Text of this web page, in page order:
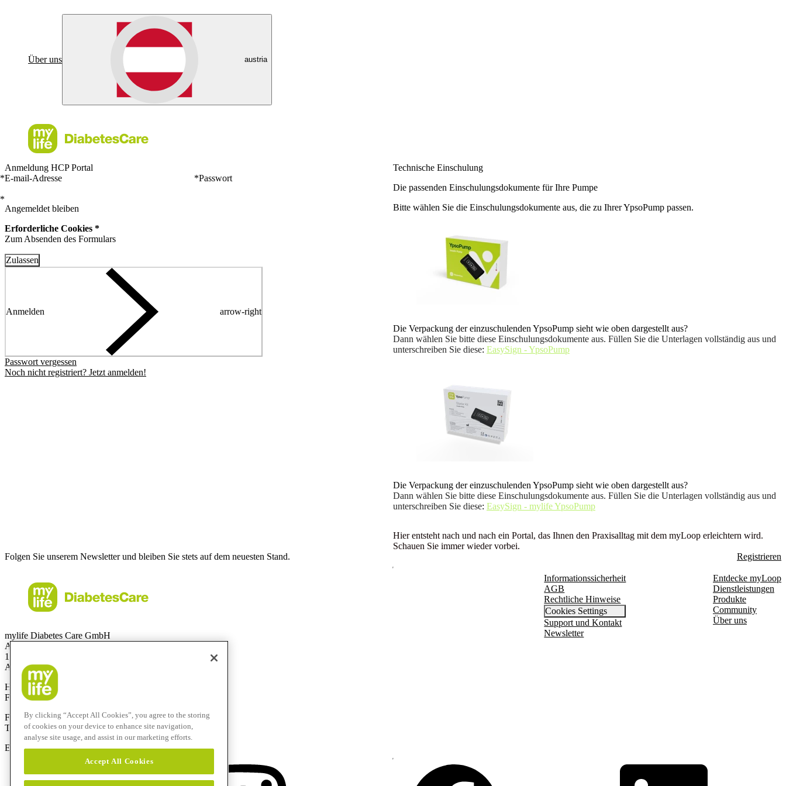
Über uns austria
Anmeldung HCP Portal
*E-mail-Adresse
*
Angemeldet bleiben
*Passwort
Erforderliche Cookies *
Zum Absenden des Formulars
Zulassen
Anmelden arrow-right
Passwort vergessen
Noch nicht registriert? Jetzt anmelden!
Technische Einschulung
Die passenden Einschulungsdokumente für Ihre Pumpe
Bitte wählen Sie die Einschulungsdokumente aus, die zu Ihrer YpsoPump passen.
Die Verpackung der einzuschulenden YpsoPump sieht wie oben dargestellt aus?
Dann wählen Sie bitte diese Einschulungsdokumente aus. Füllen Sie die Unterlagen vollständig aus und
unterschreiben Sie diese: EasySign - YpsoPump
Die Verpackung der einzuschulenden YpsoPump sieht wie oben dargestellt aus?
Dann wählen Sie bitte diese Einschulungsdokumente aus. Füllen Sie die Unterlagen vollständig aus und
unterschreiben Sie diese: EasySign - mylife YpsoPump
Hier entsteht nach und nach ein Portal, das Ihnen den Praxisalltag mit dem myLoop erleichtern wird.
Schauen Sie immer wieder vorbei.
Folgen Sie unserem Newsletter und bleiben Sie stets auf dem neuesten Stand.
Registrieren
mylife Diabetes Care GmbH
Am Euro Platz 2
1120 Wien
Austria
Hotline:0800 300 304
Fax:+43 720 880 148
Für Anrufe aus dem Ausland:
Technik-Hotline:+43 720 882 805
E-Mail:service@mylife-diabetescare.at
Informationssicherheit
AGB
Rechtliche Hinweise
Cookies Settings
Support und Kontakt
Newsletter
Entdecke myLoop
Dienstleistungen
Produkte
Community
Über uns
By clicking “Accept All Cookies”, you agree to the storing
of cookies on your device to enhance site navigation,
analyse site usage, and assist in our marketing efforts.
Accept All Cookies